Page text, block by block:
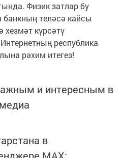
Физик затлар бу
теләсә кайсы
хезмәт күрсәтү
рес­публика
рәхим итегез!
и интересным в
в